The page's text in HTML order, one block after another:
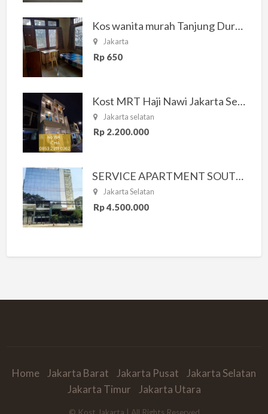
Kos wanita murah Tanjung Duren Jakarta Barat
Jakarta
Rp 650
Kost MRT Haji Nawi Jakarta Selatan
Jakarta selatan
Rp 2.200.000
SERVICE APARTMENT SOUTH RESIDENCE
Jakarta Selatan
Rp 4.500.000
Home Jakarta Barat Jakarta Pusat
Jakarta Selatan
Jakarta Timur
Jakarta Utara
© Kost Jakarta | All Rights Reserved